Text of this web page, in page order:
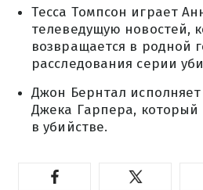
Тесса Томпсон играет
телеведущую новостей,
возвращается в родной
расследования серии
Джон Бернтал
Джека Гарпера, который
в убийстве.